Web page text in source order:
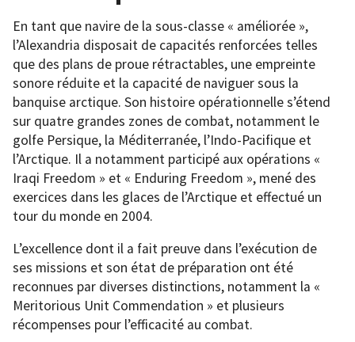
En tant que navire de la sous-classe « améliorée »,
l’Alexandria disposait de capacités renforcées telles
que des plans de proue rétractables, une empreinte
sonore réduite et la capacité de naviguer sous la
banquise arctique. Son histoire opérationnelle s’étend
sur quatre grandes zones de combat, notamment le
golfe Persique, la Méditerranée, l’Indo-Pacifique et
l’Arctique. Il a notamment participé aux opérations «
Iraqi Freedom » et « Enduring Freedom », mené des
exercices dans les glaces de l’Arctique et effectué un
tour du monde en 2004.
L’excellence dont il a fait preuve dans l’exécution de
ses missions et son état de préparation ont été
reconnues par diverses distinctions, notamment la «
Meritorious Unit Commendation » et plusieurs
récompenses pour l’efficacité au combat.